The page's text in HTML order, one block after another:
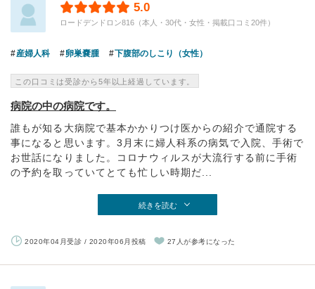
5.0
ロードデンドロン816（本人・30代・女性・掲載口コミ20件）
産婦人科 卵巣嚢腫 下腹部のしこり（女性）
この口コミは受診から5年以上経過しています。
病院の中の病院です。
誰もが知る大病院で基本かかりつけ医からの紹介で通院する
事になると思います。3月末に婦人科系の病気で入院、手術で
お世話になりました。コロナウィルスが大流行する前に手術
の予約を取っていてとても忙しい時期だ...
続きを読む
2020年04月受診 / 2020年06月投稿 27人が参考になった